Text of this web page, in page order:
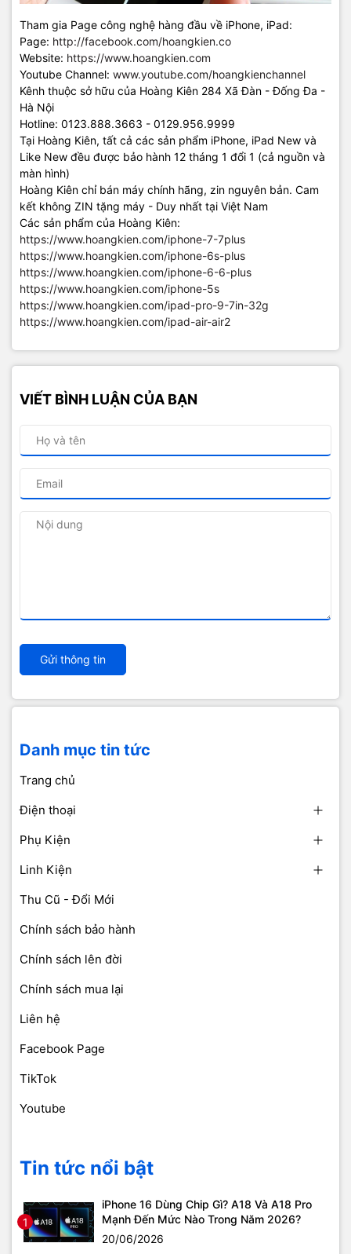
Tham gia Page công nghệ hàng đầu về iPhone, iPad:
Page: http://facebook.com/hoangkien.co
Website: https://www.hoangkien.com
Youtube Channel: www.youtube.com/hoangkienchannel
Kênh thuộc sở hữu của Hoàng Kiên 284 Xã Đàn - Đống Đa -
Hà Nội
Hotline: 0123.888.3663 - 0129.956.9999
Tại Hoàng Kiên, tất cả các sản phẩm iPhone, iPad New và
Like New đều được bảo hành 12 tháng 1 đổi 1 (cả nguồn và
màn hình)
Hoàng Kiên chỉ bán máy chính hãng, zin nguyên bản. Cam
kết không ZIN tặng máy - Duy nhất tại Việt Nam
Các sản phẩm của Hoàng Kiên:
https://www.hoangkien.com/iphone-7-7plus
https://www.hoangkien.com/iphone-6s-plus
https://www.hoangkien.com/iphone-6-6-plus
https://www.hoangkien.com/iphone-5s
https://www.hoangkien.com/ipad-pro-9-7in-32g
https://www.hoangkien.com/ipad-air-air2
VIẾT BÌNH LUẬN CỦA BẠN
Gửi thông tin
Danh mục tin tức
Trang chủ
Điện thoại
Phụ Kiện
Linh Kiện
Thu Cũ - Đổi Mới
Chính sách bảo hành
Chính sách lên đời
Chính sách mua lại
Liên hệ
Facebook Page
TikTok
Youtube
Tin tức nổi bật
1
iPhone 16 Dùng Chip Gì? A18 Và A18 Pro
Mạnh Đến Mức Nào Trong Năm 2026?
20/06/2026